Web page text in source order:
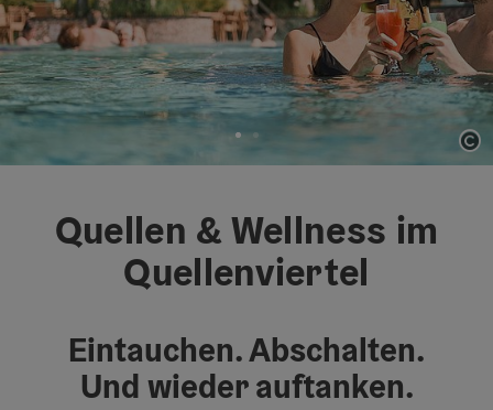
Quellen & Wellness im
Quellenviertel
Eintauchen. Abschalten.
Und wieder auftanken.